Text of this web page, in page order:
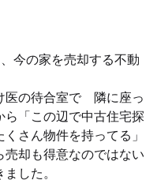
今の家を売却する不動
の待合室で　隣に座っ
「この辺で中古住宅探
さん物件を持ってる」
売却も得意なのではない
した。